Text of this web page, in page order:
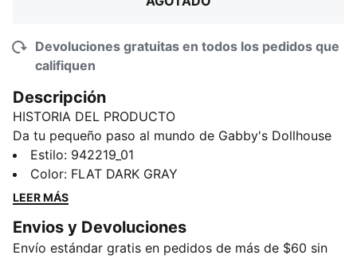
Devoluciones gratuitas en todos los pedidos que
califiquen
Descripción
HISTORIA DEL PRODUCTO
Da tu pequeño paso al mundo de Gabby's Dollhouse
con esta vibrante chamarra PUMA. Con gráficos
divertidos y un ajuste cómodo, es perfecto para
agregar un toque de diversión a las aventuras diarias
personalidad brille en esta pieza imprescindible.
DETALLES
Estilo: 942219_01
Color: FLAT DARK GRAY
LEER MÁS
Envios y Devoluciones
Envío estándar gratis en pedidos de más de $60 sin